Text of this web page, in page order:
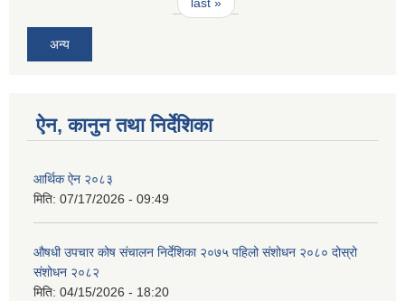
अन्य
ऐन, कानुन तथा निर्देशिका
आर्थिक ऐन २०८३
मिति: 07/17/2026 - 09:49
औषधी उपचार कोष संचालन निर्देशिका २०७५ पहिलो संशोधन २०८० दोस्रो
संशोधन २०८२
मिति: 04/15/2026 - 18:20